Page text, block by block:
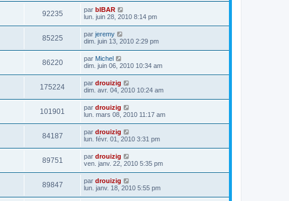
92235 par bIBAR
lun. juin 28, 2010 8:14 pm
85225 par jeremy
dim. juin 13, 2010 2:29 pm
86220 par Michel
dim. juin 06, 2010 10:34 am
175224 par drouizig
dim. avr. 04, 2010 10:24 am
101901 par drouizig
lun. mars 08, 2010 11:17 am
84187 par drouizig
lun. févr. 01, 2010 3:31 pm
89751 par drouizig
ven. janv. 22, 2010 5:35 pm
89847 par drouizig
lun. janv. 18, 2010 5:55 pm